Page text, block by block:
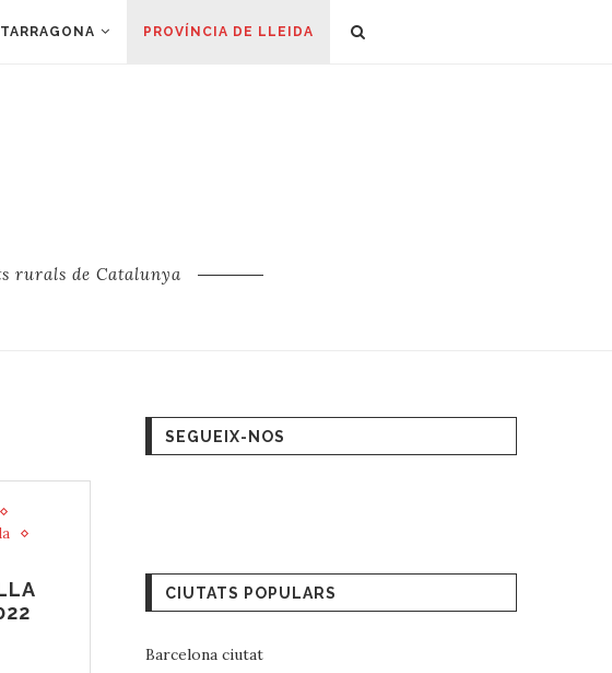
PROVÍNCIA DE LLEIDA
rurals de Catalunya
SEGUEIX-NOS
CIUTATS POPULARS
Barcelona ciutat